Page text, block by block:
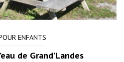
ENFANTS
de Grand’Landes